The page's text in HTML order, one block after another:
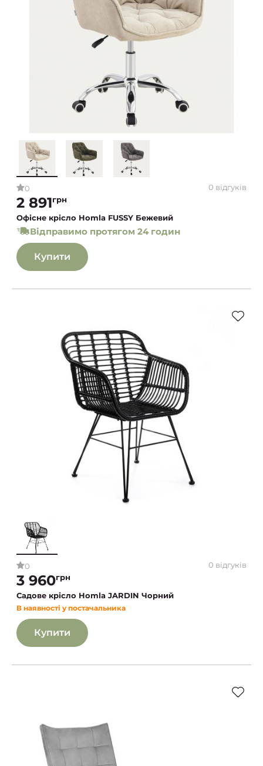
0 0 відгуків
2 891грн
Офісне крісло Homla FUSSY Бежевий
Відправимо протягом 24 годин
Купити
0 0 відгуків
3 960грн
Садове крісло Homla JARDIN Чорний
В наявності у постачальника
Купити